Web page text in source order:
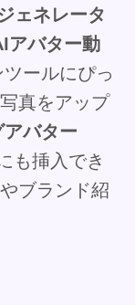
ェネレータ
アバター動
ールにぴっ
真をアップ
アバター
も挿入でき
ブランド紹